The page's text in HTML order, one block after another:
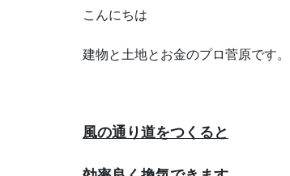
こんにちは
建物と土地とお金のプロ菅原です。
風の通り道をつくると